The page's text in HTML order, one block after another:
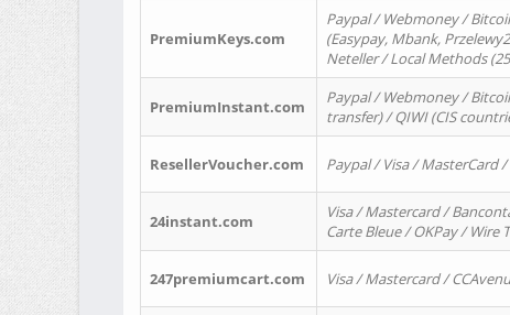
PremiumKeys.com
Paypal / Webmoney /
(Easypay, Mbank,
Neteller / Local Methods
PremiumInstant.com
Paypal / Webmoney /
transfer) / QIWI (CIS
ResellerVoucher.com Paypal / Visa / MasterCard
24instant.com
Visa / Mastercard /
Carte Bleue / OKPay / Wire
247premiumcart.com Visa / Mastercard /